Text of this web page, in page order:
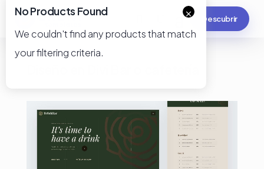
Descubrir
×
No Products Found
We couldn't find any products that match
your filtering criteria.